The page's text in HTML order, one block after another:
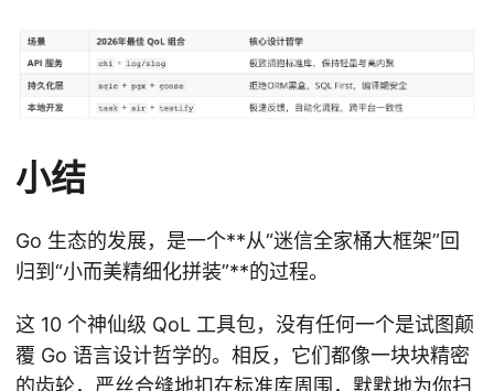
小结
Go 生态的发展，是一个**从“迷信全家桶大框架”回
归到“小而美精细化拼装”**的过程。
这 10 个神仙级 QoL 工具包，没有任何一个是试图颠
覆 Go 语言设计哲学的。相反，它们都像一块块精密
的齿轮，严丝合缝地扣在标准库周围，默默地为你扫